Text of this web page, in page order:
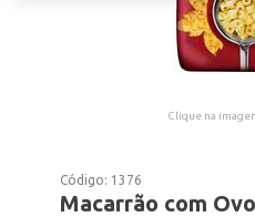
Clique na
Código: 1376
Macarrão com